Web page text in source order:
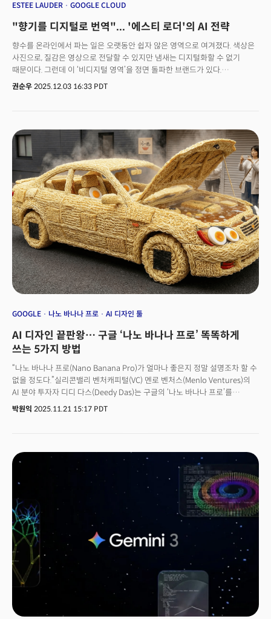
ESTEE LAUDER GOOGLE CLOUD
"향기를 디지털로 번역"... '에스티 로더'의 AI 전략
향수를 온라인에서 파는 일은 오랫동안 쉽자 않은 영역으로 여겨졌다. 색상은
사진으로, 질감은 영상으로 전달할 수 있지만 냄새는 디지털화할 수 없기
때문이다. 그런데 이 ‘비디지털 영역’을 정면 돌파한 브랜드가 있다.
프레스티지 뷰티 기업 '에스티 로더 컴퍼니(Estée Lauder)'다. 이 회사는
사례다. 에스티 로더의 실험은 단순한 기술 도입이 아니라, 전통적인 소비재
기업이 AI를 통해 비즈니스 모델을 재설계한 전략적 도전으로 풀이된다.
권순우 2025.12.03 16:33 PDT
GOOGLE 나노 바나나 프로 AI 디자인 툴
AI 디자인 끝판왕… 구글 ‘나노 바나나 프로’ 똑똑하게
쓰는 5가지 방법
“나노 바나나 프로(Nano Banana Pro)가 얼마나 좋은지 정말 설명조차 할 수
없을 정도다.”실리콘밸리 벤처캐피털(VC) 멘로 벤처스(Menlo Ventures)의
AI 분야 투자자 디디 다스(Deedy Das)는 구글의 ‘나노 바나나 프로’를
“압도적으로 앞선 이미지 편집 모델”이라고 평가했다. 엔비디아의 3분기 실적
나노 바나나 프로의 성능을 더 놀라웠다. 캔바, 포토샵 같은 기존 디자인 툴
(tool, 도구)을 일부 대체할 수 있을 만큼 뛰어난 성능을 갖췄다는 것. 디디
다스는 “로고 디자인부터 만화, 메뉴판, 마케팅, 결혼 초대장, 심지어 가짜
영수증 생성까지 캔바가 필요한 모든 걸 한 방에 해결해 준다”며 “사진 속
인물의 키를 더 크게 하거나 몸매를 더 날씬하게 하는 작업, 손의 위치를
옮기고 배경을 제거하며 옷을 바꾸는 일 등 포토샵급 편집을 완벽하게
해냈다”고 강조했다.
박원익 2025.11.21 15:17 PDT